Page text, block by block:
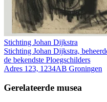
Stichting Johan Dijkstra
Stichting Johan Dijkstra,
de bekendste Ploegschilders
Adres 123, 1234AB Groningen
Gerelateerde musea